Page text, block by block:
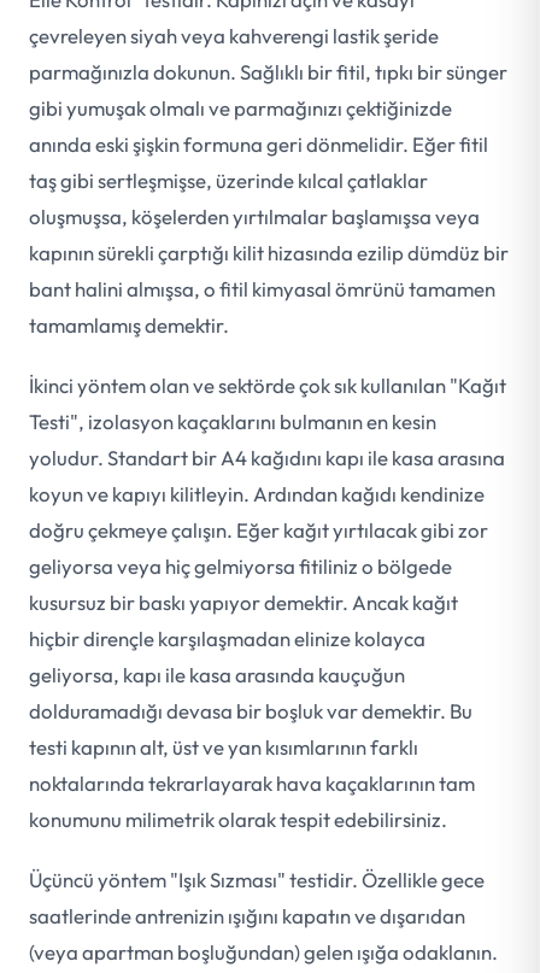
çevreleyen siyah veya kahverengi lastik şeride
parmağınızla dokunun. Sağlıklı bir fitil, tıpkı bir sünger
gibi yumuşak olmalı ve parmağınızı çektiğinizde
anında eski şişkin formuna geri dönmelidir. Eğer fitil
taş gibi sertleşmişse, üzerinde kılcal çatlaklar
oluşmuşsa, köşelerden yırtılmalar başlamışsa veya
kapının sürekli çarptığı kilit hizasında ezilip dümdüz bir
bant halini almışsa, o fitil kimyasal ömrünü tamamen
tamamlamış demektir.
İkinci yöntem olan ve sektörde çok sık kullanılan "Kağıt
Testi", izolasyon kaçaklarını bulmanın en kesin
yoludur. Standart bir A4 kağıdını kapı ile kasa arasına
koyun ve kapıyı kilitleyin. Ardından kağıdı kendinize
doğru çekmeye çalışın. Eğer kağıt yırtılacak gibi zor
geliyorsa veya hiç gelmiyorsa fitiliniz o bölgede
kusursuz bir baskı yapıyor demektir. Ancak kağıt
hiçbir dirençle karşılaşmadan elinize kolayca
geliyorsa, kapı ile kasa arasında kauçuğun
dolduramadığı devasa bir boşluk var demektir. Bu
testi kapının alt, üst ve yan kısımlarının farklı
noktalarında tekrarlayarak hava kaçaklarının tam
konumunu milimetrik olarak tespit edebilirsiniz.
Üçüncü yöntem "Işık Sızması" testidir. Özellikle gece
saatlerinde antrenizin ışığını kapatın ve dışarıdan
(veya apartman boşluğundan) gelen ışığa odaklanın.